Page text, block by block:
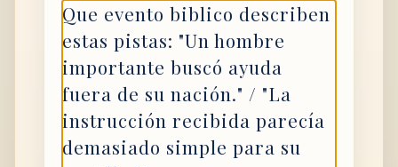
Que evento biblico describen
estas pistas: "Un hombre
importante buscó ayuda
fuera de su nación." / "La
instrucción recibida parecía
demasiado simple para su